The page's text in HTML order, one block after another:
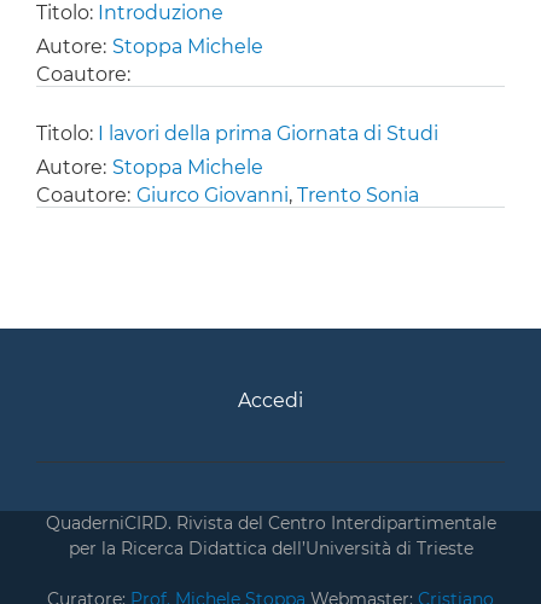
Titolo: Introduzione
Autore: Stoppa Michele
Coautore:
Titolo: I lavori della prima Giornata di Studi
Autore: Stoppa Michele
Coautore: Giurco Giovanni, Trento Sonia
Accedi
QuaderniCIRD. Rivista del Centro Interdipartimentale
per la Ricerca Didattica dell’Università di Trieste
Curatore: Prof. Michele Stoppa Webmaster: Cristiano